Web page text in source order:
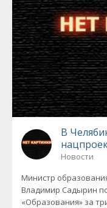
В
Новости
Министр
Владимир Садырин
«Образования» за